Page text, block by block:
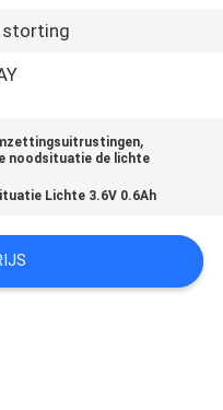
storting
,
noodsituatie de lichte
Lichte 3.6V 0.6Ah